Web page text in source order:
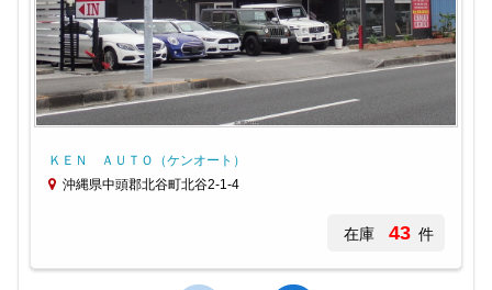
ＫＥＮ ＡＵＴＯ（ケンオート）
沖縄県中頭郡北谷町北谷2-1-4
在庫 43 件